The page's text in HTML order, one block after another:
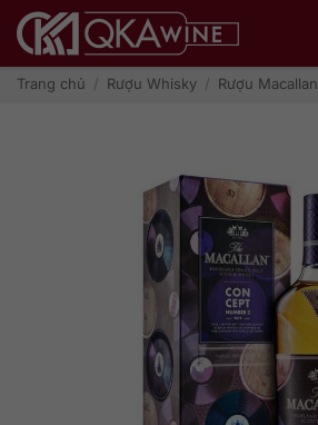
qua
dungTrang chủ / Rượu Whisky / Rượu Macallan